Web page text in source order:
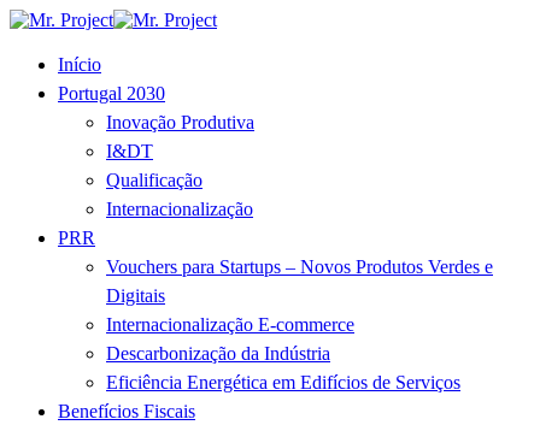
Início
Portugal 2030
Inovação Produtiva
I&DT
Qualificação
Internacionalização
PRR
Vouchers para Startups – Novos Produtos Verdes e
Digitais
Internacionalização E-commerce
Descarbonização da Indústria
Eficiência Energética em Edifícios de Serviços
Benefícios Fiscais